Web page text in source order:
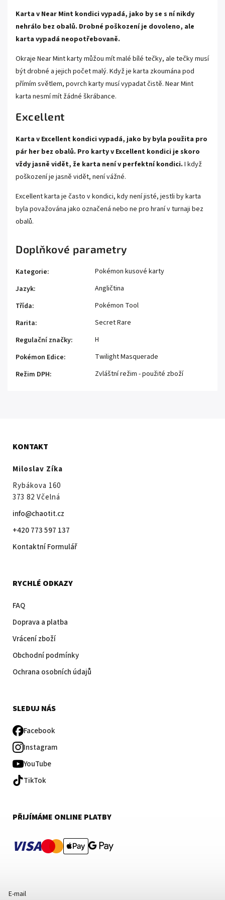
Karta v Near Mint kondici vypadá, jako by se s ní nikdy
nehrálo bez obalů. Drobné poškození je dovoleno, ale
karta vypadá neopotřebovaně.
Okraje Near Mint karty můžou mít malé bílé tečky, ale tečky musí
být drobné a jejich počet malý. Když je karta zkoumána pod
přímím světlem, povrch karty musí vypadat čistě. Near Mint
karta nesmí mít žádné škrábance.
Excellent
Karta v Excellent kondici vypadá, jako by byla použita pro
pár her bez obalů. Pro karty v Excellent kondici je skoro
vždy jasně vidět, že karta není v perfektní kondici. I když
poškození je jasně vidět, není vážné.
Excellent karta je často v kondici, kdy není jisté, jestli by karta
byla považována jako označená nebo ne pro hraní v turnaji bez
obalů.
Doplňkové parametry
Kategorie:
Pokémon kusové karty
Jazyk:
Angličtina
Třída:
Pokémon Tool
Rarita:
Secret Rare
Regulační značky:
H
Pokémon Edice:
Twilight Masquerade
Režim DPH: Zvláštní režim - použité zboží
KONTAKT
Miloslav Zíka
Rybákova 160
373 82 Včelná
info@chaotit.cz
+420 773 597 137
Kontaktní Formulář
RYCHLÉ ODKAZY
FAQ
Doprava a platba
Vrácení zboží
Obchodní podmínky
Ochrana osobních údajů
SLEDUJ NÁS
Facebook
Instagram
YouTube
TikTok
PŘIJÍMÁME ONLINE PLATBY
VISA
E-mail